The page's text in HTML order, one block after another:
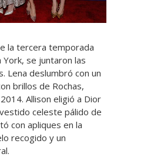
la tercera temporada
se juntaron las
Lena deslumbró con un
brillos de Rochas,
Allison eligió a Dior
celeste pálido de
con apliques en la
recogido y un